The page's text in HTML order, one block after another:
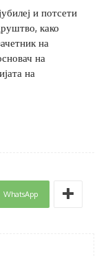
и потсети
како
на
на
на
WhatsApp